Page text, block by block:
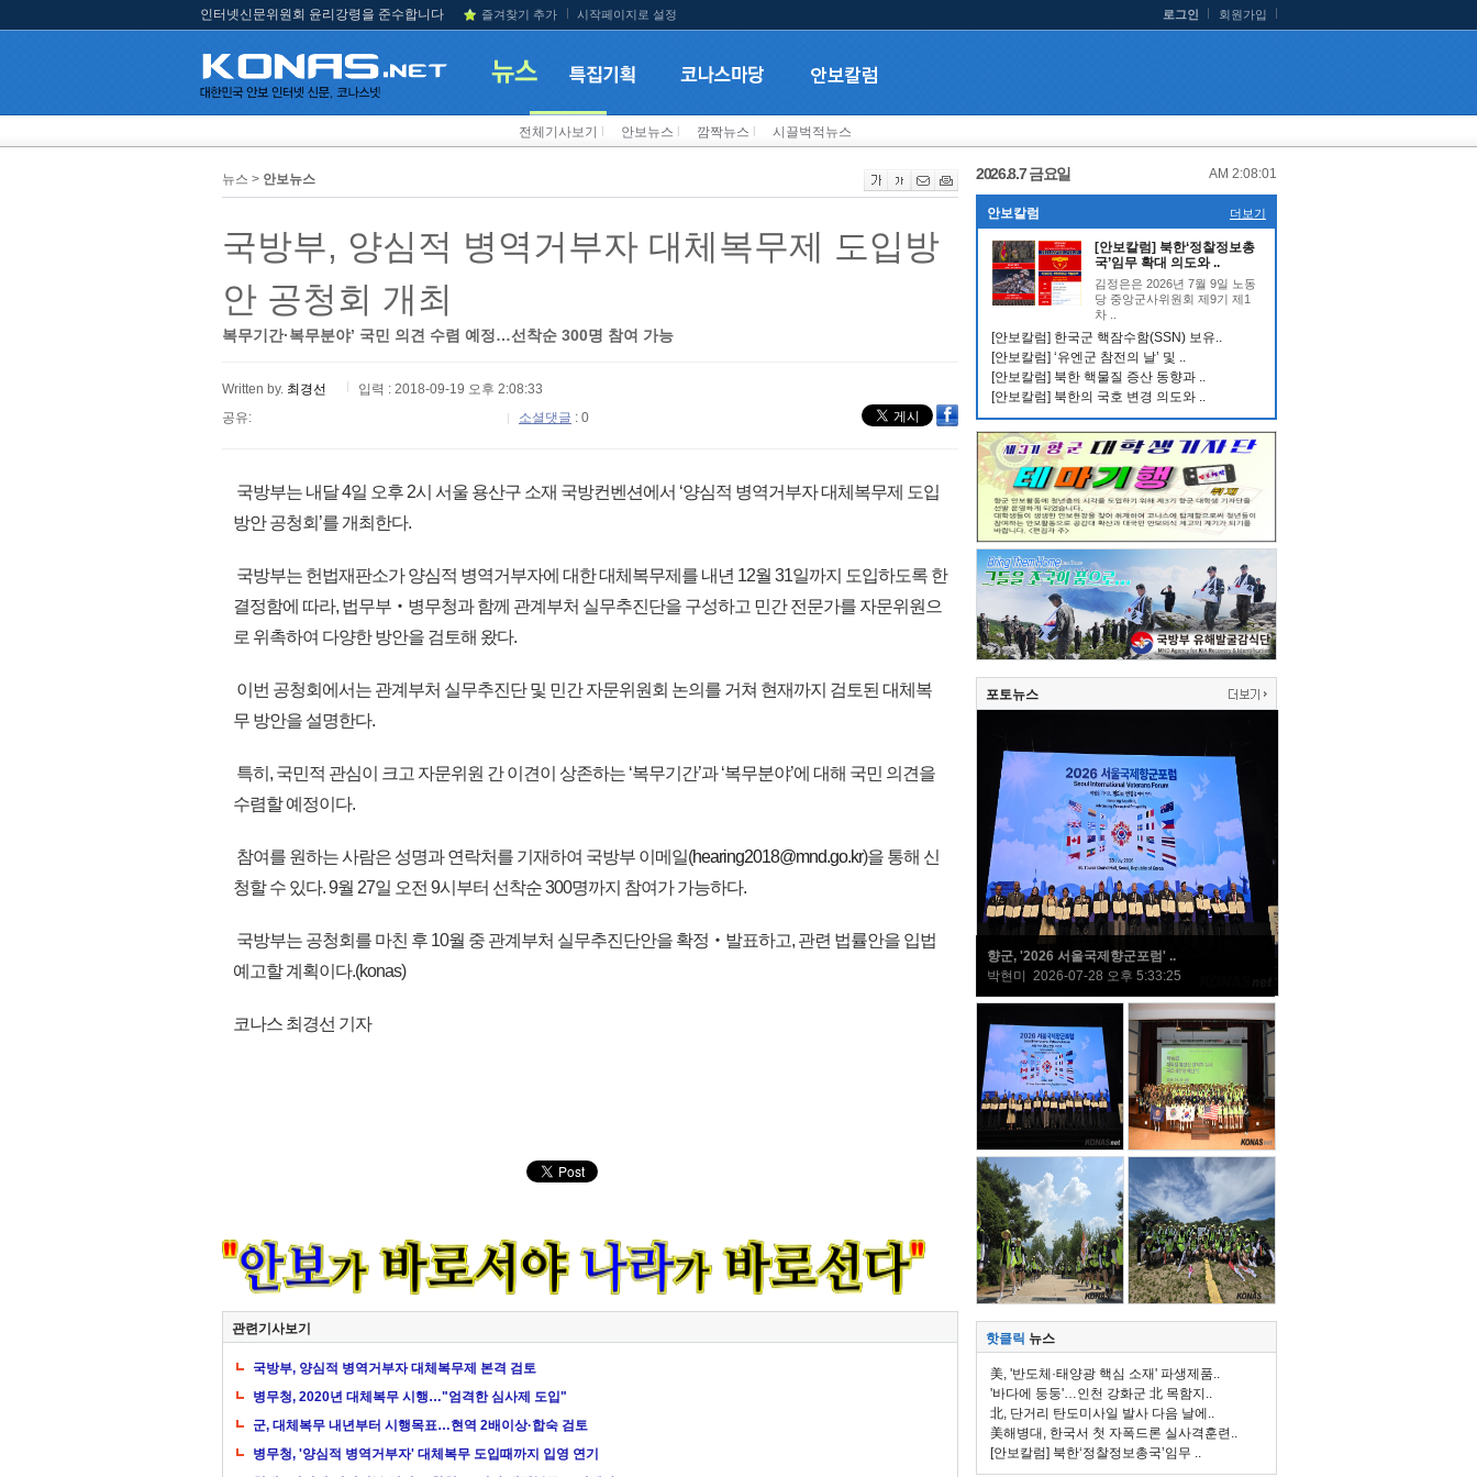
인터넷신문위원회 윤리강령을 준수합니다 즐겨찾기 추가 시작페이지로 설정 로그인 회원가입
전체기사보기 안보뉴스 깜짝뉴스 시끌벅적뉴스
뉴스 > 안보뉴스
국방부, 양심적 병역거부자 대체복무제 도입방
안 공청회 개최
복무기간·복무분야’ 국민 의견 수렴 예정…선착순 300명 참여 가능
Written by. 최경선
입력 : 2018-09-19 오후 2:08:33
공유:
소셜댓글 : 0
국방부는 내달 4일 오후 2시 서울 용산구 소재 국방컨벤션에서 ‘양심적 병역거부자 대체복무제 도입
방안 공청회’를 개최한다.
국방부는 헌법재판소가 양심적 병역거부자에 대한 대체복무제를 내년 12월 31일까지 도입하도록 한
결정함에 따라, 법무부‧병무청과 함께 관계부처 실무추진단을 구성하고 민간 전문가를 자문위원으
로 위촉하여 다양한 방안을 검토해 왔다.
이번 공청회에서는 관계부처 실무추진단 및 민간 자문위원회 논의를 거쳐 현재까지 검토된 대체복
무 방안을 설명한다.
특히, 국민적 관심이 크고 자문위원 간 이견이 상존하는 ‘복무기간’과 ‘복무분야’에 대해 국민 의견을
수렴할 예정이다.
참여를 원하는 사람은 성명과 연락처를 기재하여 국방부 이메일(hearing2018@mnd.go.kr)을 통해 신
청할 수 있다. 9월 27일 오전 9시부터 선착순 300명까지 참여가 가능하다.
국방부는 공청회를 마친 후 10월 중 관계부처 실무추진단안을 확정‧발표하고, 관련 법률안을 입법
예고할 계획이다.(konas)
코나스 최경선 기자
관련기사보기
국방부, 양심적 병역거부자 대체복무제 본격 검토
병무청, 2020년 대체복무 시행…"엄격한 심사제 도입"
군, 대체복무 내년부터 시행목표…현역 2배이상·합숙 검토
병무청, '양심적 병역거부자' 대체복무 도입때까지 입영 연기
2026.8.7 금요일 AM 2:08:02
안보칼럼 더보기
[안보칼럼] 북한‘정찰정보총
국’임무 확대 의도와 ..
김정은은 2026년 7월 9일 노동
당 중앙군사위원회 제9기 제1
차 ..
[안보칼럼] 한국군 핵잠수함(SSN) 보유..
[안보칼럼] ‘유엔군 참전의 날’ 및 ..
[안보칼럼] 북한 핵물질 증산 동향과 ..
[안보칼럼] 북한의 국호 변경 의도와 ..
포토뉴스
향군, '2026 서울국제향군포럼' ..
박현미 2026-07-28 오후 5:33:25
핫클릭 뉴스
美, '반도체·태양광 핵심 소재' 파생제품..
'바다에 둥둥'…인천 강화군 北 목함지..
北, 단거리 탄도미사일 발사 다음 날에..
美해병대, 한국서 첫 자폭드론 실사격훈련..
[안보칼럼] 북한‘정찰정보총국’임무 ..